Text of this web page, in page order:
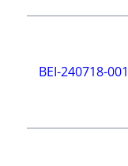
BEI-240718-001